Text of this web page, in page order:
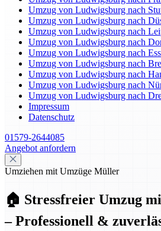
Umzug von Ludwigsburg nach
Umzug von Ludwigsburg nach
Umzug von Ludwigsburg nach
Umzug von Ludwigsburg nach
Umzug von Ludwigsburg nach
Umzug von Ludwigsburg nach
Umzug von Ludwigsburg nach
Umzug von Ludwigsburg nach
Umzug von Ludwigsburg nach
Impressum
Datenschutz
01579-2644085
Angebot anfordern
Umziehen mit Umzüge Müller
🏠 Stressfreier Umzug
– Professionell &